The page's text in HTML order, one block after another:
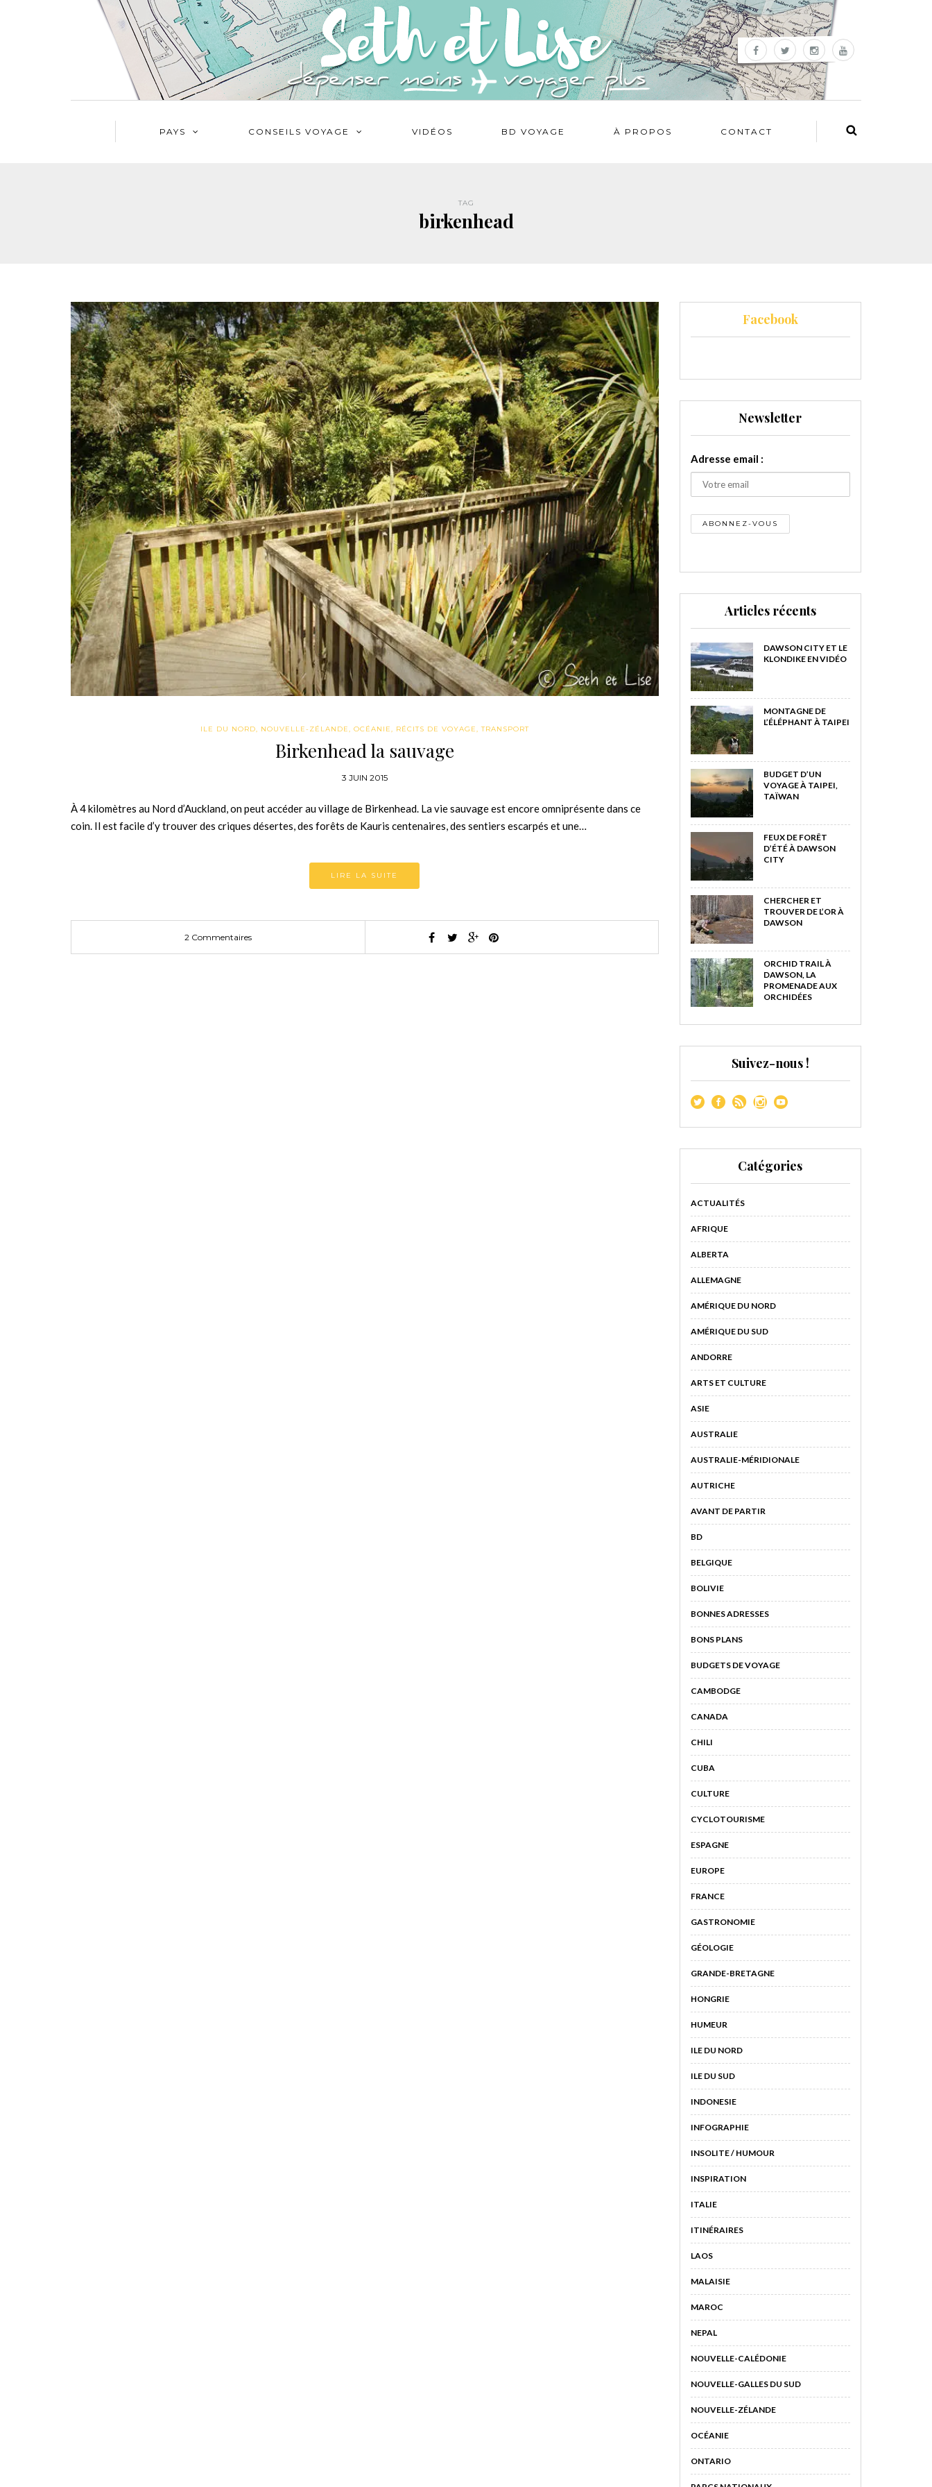
PAYS CONSEILS VOYAGE VIDÉOS BD VOYAGE À PROPOS CONTACT
TAG
birkenhead
ILE DU NORD, NOUVELLE-ZÉLANDE, OCÉANIE, RÉCITS DE VOYAGE,TRANSPORT
Birkenhead la sauvage
3 JUIN 2015
À 4 kilomètres au Nord d’Auckland, on peut accéder au village de Birkenhead. La vie sauvage est encore omniprésente dans ce
coin. Il est facile d’y trouver des criques désertes, des forêts de Kauris centenaires, des sentiers escarpés et une…
LIRE LA SUITE
2 Commentaires
Facebook
Newsletter
Adresse email :
Articles récents
DAWSON CITY ET LE
KLONDIKE EN VIDÉO
MONTAGNE DE
L’ÉLÉPHANT À TAIPEI
BUDGET D’UN
VOYAGE À TAIPEI,
TAÏWAN
FEUX DE FORÊT
D’ÉTÉ À DAWSON
CITY
CHERCHER ET
TROUVER DE L’OR À
DAWSON
ORCHID TRAIL À
DAWSON, LA
PROMENADE AUX
ORCHIDÉES
Suivez-nous !
Catégories
ACTUALITÉS
AFRIQUE
ALBERTA
ALLEMAGNE
AMÉRIQUE DU NORD
AMÉRIQUE DU SUD
ANDORRE
ARTS ET CULTURE
ASIE
AUSTRALIE
AUSTRALIE-MÉRIDIONALE
AUTRICHE
AVANT DE PARTIR
BD
BELGIQUE
BOLIVIE
BONNES ADRESSES
BONS PLANS
BUDGETS DE VOYAGE
CAMBODGE
CANADA
CHILI
CUBA
CULTURE
CYCLOTOURISME
ESPAGNE
EUROPE
FRANCE
GASTRONOMIE
GÉOLOGIE
GRANDE-BRETAGNE
HONGRIE
HUMEUR
ILE DU NORD
ILE DU SUD
INDONESIE
INFOGRAPHIE
INSOLITE / HUMOUR
INSPIRATION
ITALIE
ITINÉRAIRES
LAOS
MALAISIE
MAROC
NEPAL
NOUVELLE-CALÉDONIE
NOUVELLE-GALLES DU SUD
NOUVELLE-ZÉLANDE
OCÉANIE
ONTARIO